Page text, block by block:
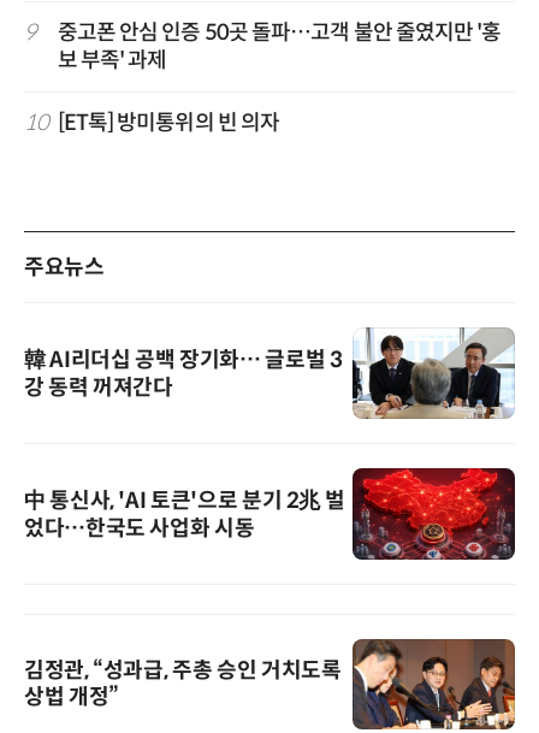
9
중고폰 안심 인증 50곳 돌파…고객 불안 줄였지만 '홍
보 부족' 과제
10 [ET톡] 방미통위의 빈 의자
주요뉴스
韓 AI리더십 공백 장기화… 글로벌 3
강 동력 꺼져간다
中 통신사, 'AI 토큰'으로 분기 2兆 벌
었다…한국도 사업화 시동
김정관, “성과급, 주총 승인 거치도록
상법 개정”